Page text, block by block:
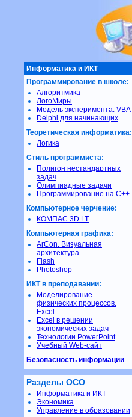
Информатика и ИКТ
Программирование в школе:
Алгоритмика
ЛогоМиры
Модель эксперимента. VBA
Delphi для начинающих
Теоретическая информатика:
Логика
Стиль программиста:
Полигон нестандартных
задач
Олимпиадные задачи
Программирование на С++
Компьютерное черчение:
КОМПАС 3D LT
Компьютерная графика:
ArCon. Визуальная
архитектура
Flash
Photoshop
ИКТ в преподавании:
Моделирование
физических процессов.
Excel
Excel в решении
экономических задач
Технологии PowerPoint
Учебный Web-сайт
Безопасность информации
Разделы ОСО
Информатика и ИКТ
Экономика
Управление в образовании